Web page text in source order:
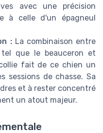
avec une précision
à celle d'un épagneul
:La combinaison entre
tel que le beauceron et
fait de ce chien un
sessions de chasse. Sa
et à rester concentré
un atout majeur.